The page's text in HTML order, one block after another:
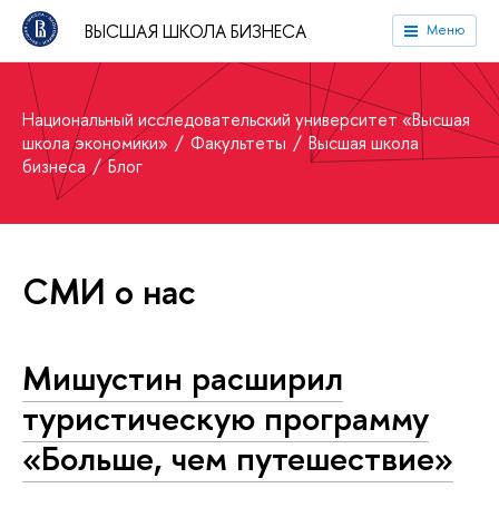
ВЫСШАЯ ШКОЛА БИЗНЕСА Меню
Национальный исследовательский университет «Высшая
школа экономики»
Факультеты
Высшая школа
бизнеса
Блог
СМИ о нас
Мишустин расширил
туристическую программу
«Больше, чем путешествие»